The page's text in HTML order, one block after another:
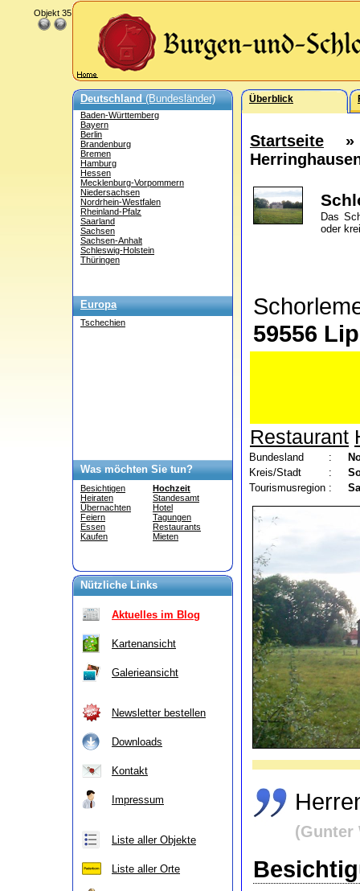
Deutschland(Bundesländer)
Baden-Württemberg
Bayern
Berlin
Brandenburg
Bremen
Hamburg
Hessen
Mecklenburg-Vorpommern
Niedersachsen
Nordrhein-Westfalen
Rheinland-Pfalz
Saarland
Sachsen
Sachsen-Anhalt
Schleswig-Holstein
Thüringen
Europa
Tschechien
Was möchten Sie tun?
Besichtigen
Heiraten
Übernachten
Feiern
Essen
Kaufen
Hochzeit
Standesamt
Hotel
Tagungen
Restaurants
Mieten
Nützliche Links
Aktuelles im Blog
Kartenansicht
Galerieansicht
Newsletter bestellen
Downloads
Kontakt
Impressum
Liste aller Objekte
Liste aller Orte
Überblick
Startseite
Das
oder
59556
Restaurant
Bundesland :
Kreis/Stadt
:
Tourismusregion :
(Gunter
Objekt 35